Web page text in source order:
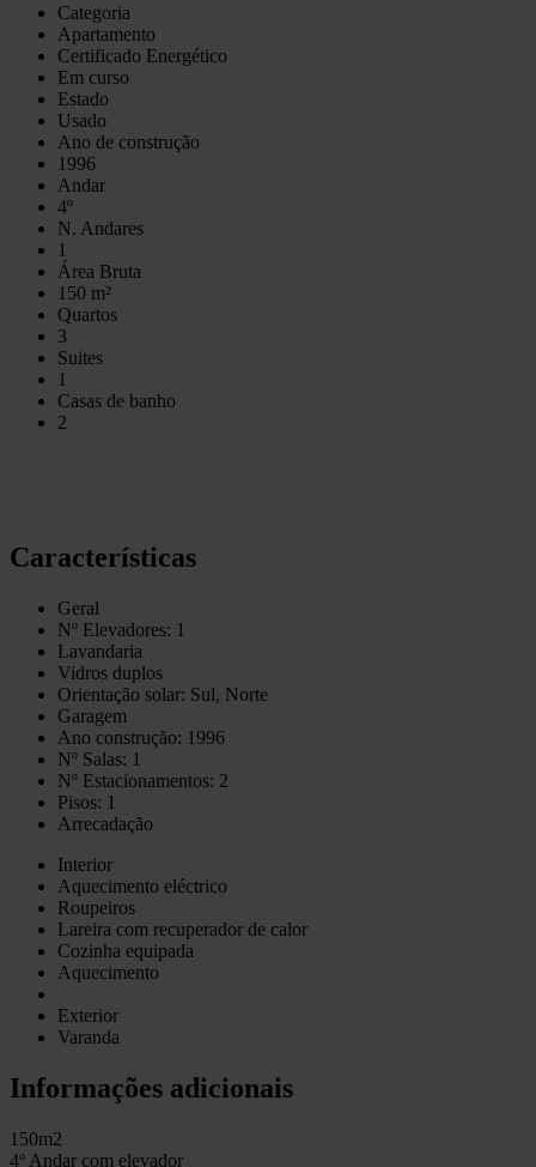
Categoria
Apartamento
Certificado Energético
Em curso
Estado
Usado
Ano de construção
1996
Andar
4º
N. Andares
1
Área Bruta
150 m²
Quartos
3
Suites
1
Casas de banho
2
Características
Geral
Nº Elevadores: 1
Lavandaria
Vidros duplos
Orientação solar: Sul, Norte
Garagem
Ano construção: 1996
Nº Salas: 1
Nº Estacionamentos: 2
Pisos: 1
Arrecadação
Interior
Aquecimento eléctrico
Roupeiros
Lareira com recuperador de calor
Cozinha equipada
Aquecimento
Exterior
Varanda
Informações adicionais
150m2
4º Andar com elevador